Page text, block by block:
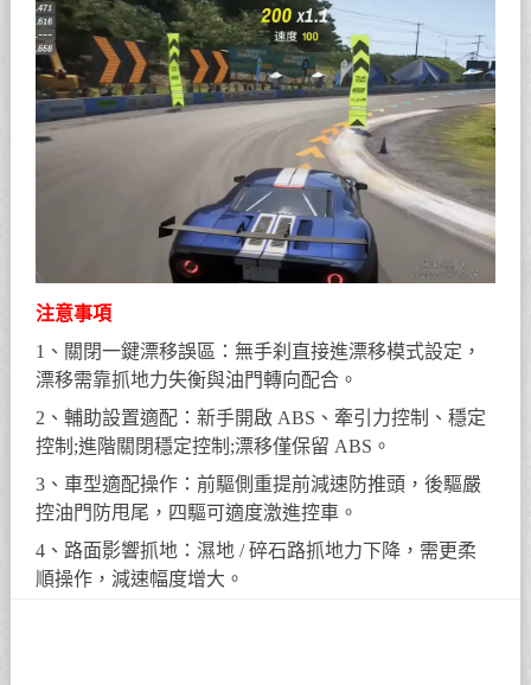
注意事項
1、關閉一鍵漂移誤區：無手刹直接進漂移模式設定，
漂移需靠抓地力失衡與油門轉向配合。
2、輔助設置適配：新手開啟 ABS、牽引力控制、穩定
控制;進階關閉穩定控制;漂移僅保留 ABS。
3、車型適配操作：前驅側重提前減速防推頭，後驅嚴
控油門防甩尾，四驅可適度激進控車。
4、路面影響抓地：濕地 / 碎石路抓地力下降，需更柔
順操作，減速幅度增大。